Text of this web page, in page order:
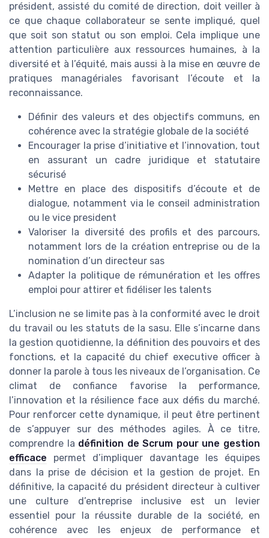
président, assisté du comité de direction, doit veiller à
ce que chaque collaborateur se sente impliqué, quel
que soit son statut ou son emploi. Cela implique une
attention particulière aux ressources humaines, à la
diversité et à l’équité, mais aussi à la mise en œuvre de
pratiques managériales favorisant l’écoute et la
reconnaissance.
Définir des valeurs et des objectifs communs, en
cohérence avec la stratégie globale de la société
Encourager la prise d’initiative et l’innovation, tout
en assurant un cadre juridique et statutaire
sécurisé
Mettre en place des dispositifs d’écoute et de
dialogue, notamment via le conseil administration
ou le vice president
Valoriser la diversité des profils et des parcours,
notamment lors de la création entreprise ou de la
nomination d’un directeur sas
Adapter la politique de rémunération et les offres
emploi pour attirer et fidéliser les talents
L’inclusion ne se limite pas à la conformité avec le droit
du travail ou les statuts de la sasu. Elle s’incarne dans
la gestion quotidienne, la définition des pouvoirs et des
fonctions, et la capacité du chief executive officer à
donner la parole à tous les niveaux de l’organisation. Ce
climat de confiance favorise la performance,
l’innovation et la résilience face aux défis du marché.
Pour renforcer cette dynamique, il peut être pertinent
de s’appuyer sur des méthodes agiles. À ce titre,
comprendre la définition de Scrum pour une gestion
efficace permet d’impliquer davantage les équipes
dans la prise de décision et la gestion de projet. En
définitive, la capacité du président directeur à cultiver
une culture d’entreprise inclusive est un levier
essentiel pour la réussite durable de la société, en
cohérence avec les enjeux de performance et